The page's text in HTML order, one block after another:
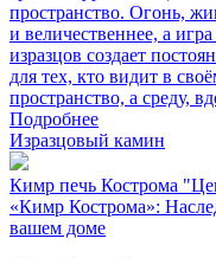
пространство. Огонь,
и величественнее, а
изразцов создает
для тех, кто видит в
пространство, а среду,
Подробнее
Изразцовый камин
Кимр печь Кострома
«Кимр Кострома»:
вашем доме